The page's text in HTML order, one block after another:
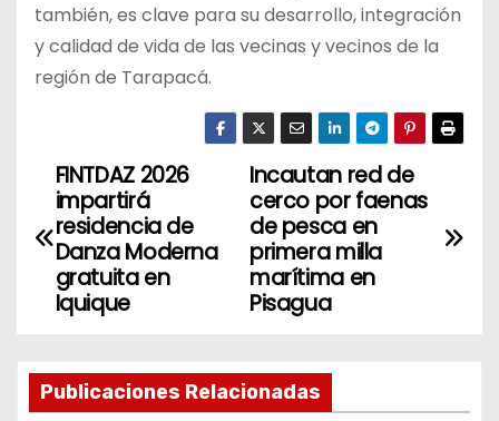
también, es clave para su desarrollo, integración
y calidad de vida de las vecinas y vecinos de la
región de Tarapacá.
N
a
g
Incautan red de
cerco por faenas
de pesca en
primera milla
marítima en
Pisagua
FINTDAZ 2026
impartirá
residencia de
Danza Moderna
gratuita en
Iquique
Publicaciones Relacionadas